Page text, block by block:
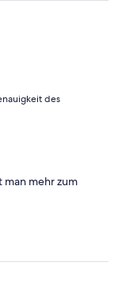
des
man mehr zum